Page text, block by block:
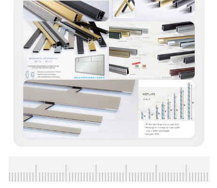
VERRE FEUILLETÉ/TREMPÉ
DALLE DE SOL EN VERRE
PORTE EN VERRE
GARDE CORPS EN VERRE
VERRIÈRE TYPE ATELIER
VERRES TEXTURÉS
PLEXIGLAS PMMA
ACCESSOIRES & QUINCAILLERIE